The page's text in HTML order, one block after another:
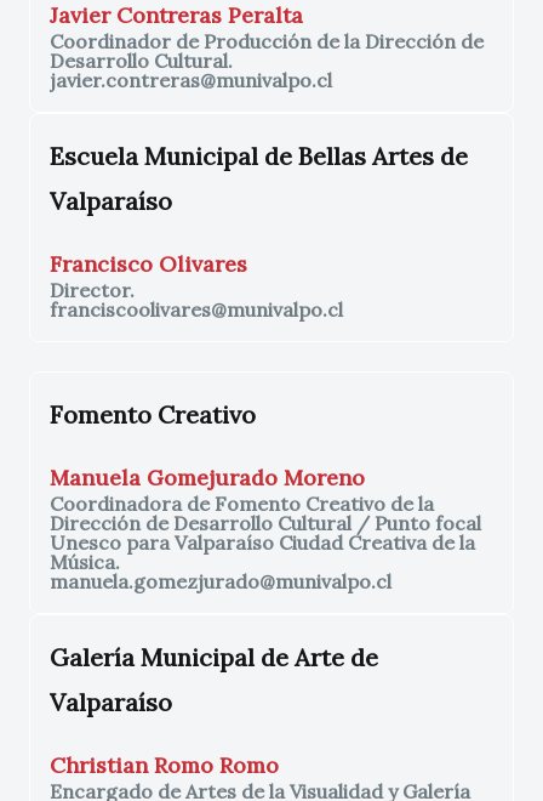
Javier Contreras Peralta
Coordinador de Producción de la Dirección de
Desarrollo Cultural.
javier.contreras@munivalpo.cl
Escuela Municipal de Bellas Artes de
Valparaíso
Francisco Olivares
Director.
franciscoolivares@munivalpo.cl
Fomento Creativo
Manuela Gomejurado Moreno
Coordinadora de Fomento Creativo de la
Dirección de Desarrollo Cultural / Punto focal
Unesco para Valparaíso Ciudad Creativa de la
Música.
manuela.gomezjurado@munivalpo.cl
Galería Municipal de Arte de
Valparaíso
Christian Romo Romo
Encargado de Artes de la Visualidad y Galería